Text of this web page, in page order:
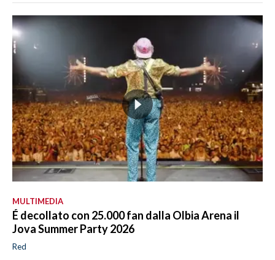
MULTIMEDIA
É decollato con 25.000 fan dalla Olbia Arena il
Jova Summer Party 2026
Red